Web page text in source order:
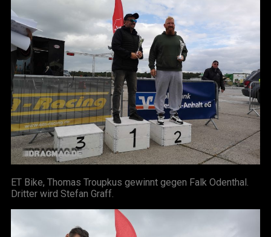
ET Bike, Thomas Troupkus gewinnt gegen Falk Odenthal.
Dritter wird Stefan Graff.